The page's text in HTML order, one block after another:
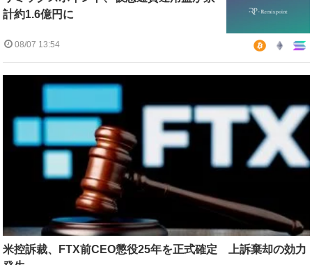
計約1.6億円に
08/07 13:54
米控訴裁、FTX前CEO懲役25年を正式確定 上訴棄却の効力